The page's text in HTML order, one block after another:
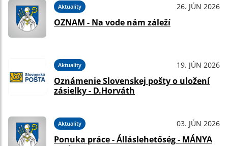
Aktuality 26. JÚN 2026
OZNAM - Na vode nám záleží
Aktuality 19. JÚN 2026
Oznámenie Slovenskej pošty o uložení
zásielky - D.Horváth
Aktuality 03. JÚN 2026
Ponuka práce - Álláslehetőség - MÁNYA